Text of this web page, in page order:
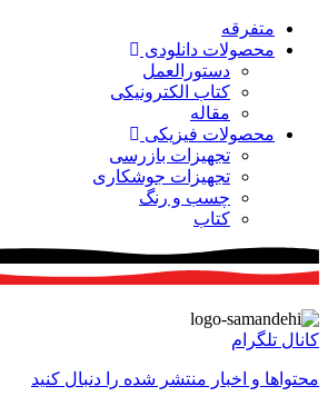
متفرقه
محصولات دانلودی
دستورالعمل
کتاب الکترونیکی
مقاله
محصولات فیزیکی
تجهیزات بازرسی
تجهیزات جوشکاری
چسب و رنگ
کتاب
کانال تلگرام
محتواها و اخبار منتشر شده را دنبال کنید